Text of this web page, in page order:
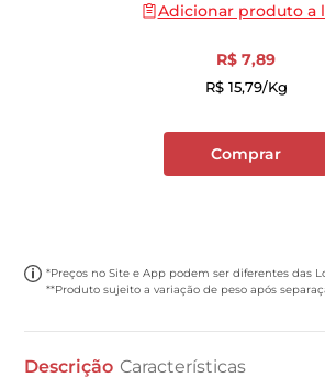
Adicionar produto a
R$ 7,89
R$ 15,79/kg
Comprar
*Preços no Site e App podem ser diferentes das
**Produto sujeito a variação de peso após
Descrição Características